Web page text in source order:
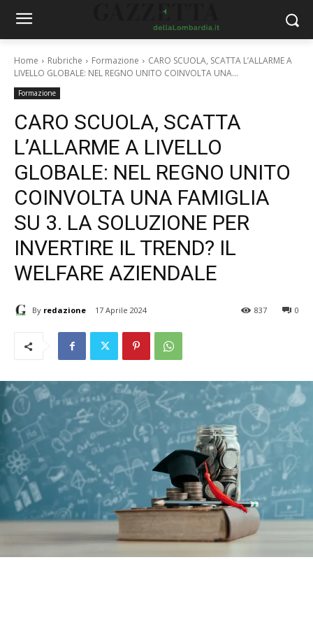
Home Rubriche Formazione
CARO SCUOLA, SCATTA L’ALLARME A
LIVELLO GLOBALE: NEL REGNO UNITO COINVOLTA UNA...
Formazione
CARO SCUOLA, SCATTA
L’ALLARME A LIVELLO
GLOBALE: NEL REGNO UNITO
COINVOLTA UNA FAMIGLIA
SU 3. LA SOLUZIONE PER
INVERTIRE IL TREND? IL
WELFARE AZIENDALE
By redazione 17 Aprile 2024 0
837